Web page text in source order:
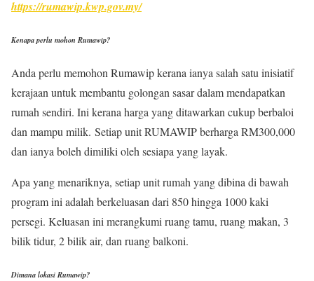
https://rumawip.kwp.gov.my/
Kenapa perlu mohon Rumawip?
Anda perlu memohon Rumawip kerana ianya salah satu inisiatif
kerajaan untuk membantu golongan sasar dalam mendapatkan
rumah sendiri. Ini kerana harga yang ditawarkan cukup berbaloi
dan mampu milik. Setiap unit RUMAWIP berharga RM300,000
dan ianya boleh dimiliki oleh sesiapa yang layak.
Apa yang menariknya, setiap unit rumah yang dibina di bawah
program ini adalah berkeluasan dari 850 hingga 1000 kaki
persegi. Keluasan ini merangkumi ruang tamu, ruang makan, 3
bilik tidur, 2 bilik air, dan ruang balkoni.
Dimana lokasi Rumawip?